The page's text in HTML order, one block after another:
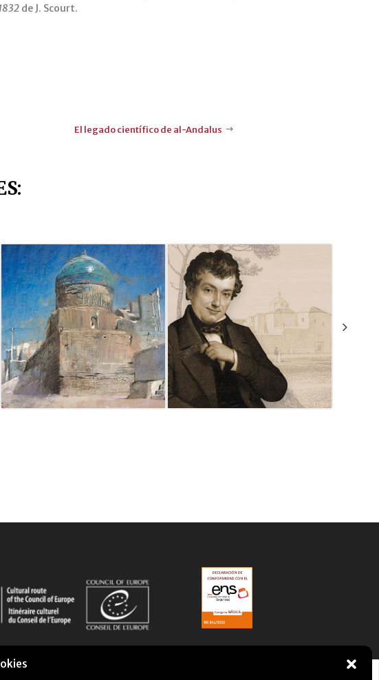
de J. Scourt.
El legado científico de al-Andalus
: